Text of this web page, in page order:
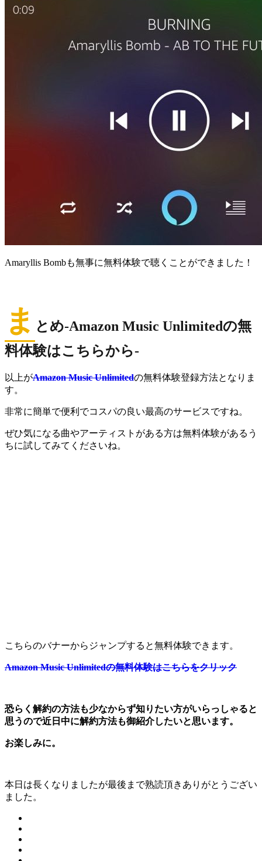
Amaryllis Bombも無事に無料体験で聴くことができました！
ま とめ-Amazon Music Unlimitedの無
料体験はこちらから-
以上がAmazon MusicUnlimitedの無料体験登録方法となりま
す。
非常に簡単で便利でコスパの良い最高のサービスですね。
ぜひ気になる曲やアーティストがある方は無料体験があるう
ちに試してみてくださいね。
こちらのバナーからジャンプすると無料体験できます。
Amazon Music Unlimitedの無料体験はこちらをクリック
恐らく解約の方法も少なからず知りたい方がいらっしゃると
思うので近日中に解約方法も御紹介したいと思います。
お楽しみに。
本日は長くなりましたが最後まで熟読頂きありがとうござい
ました。